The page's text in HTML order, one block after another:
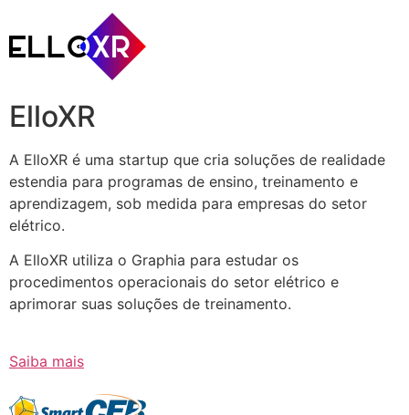
ElloXR
A ElloXR é uma startup que cria soluções de realidade
estendia para programas de ensino, treinamento e
aprendizagem, sob medida para empresas do setor
elétrico.
A ElloXR utiliza o Graphia para estudar os
procedimentos operacionais do setor elétrico e
aprimorar suas soluções de treinamento.
Saiba mais